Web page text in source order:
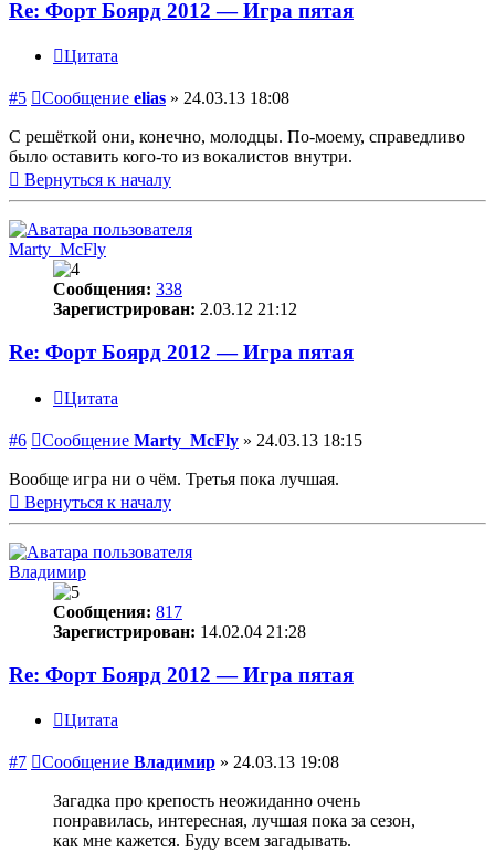
Re: Форт Боярд 2012 — Игра пятая
Цитата
#5 Сообщение elias » 24.03.13 18:08
С решёткой они, конечно, молодцы. По-моему, справедливо
было оставить кого-то из вокалистов внутри.
Вернуться к началу
Marty_McFly
Сообщения: 338
Зарегистрирован: 2.03.12 21:12
Re: Форт Боярд 2012 — Игра пятая
Цитата
#6 Сообщение Marty_McFly » 24.03.13 18:15
Вообще игра ни о чём. Третья пока лучшая.
Вернуться к началу
Владимир
Сообщения: 817
Зарегистрирован: 14.02.04 21:28
Re: Форт Боярд 2012 — Игра пятая
Цитата
#7 Сообщение Владимир » 24.03.13 19:08
Загадка про крепость неожиданно очень
понравилась, интересная, лучшая пока за сезон,
как мне кажется. Буду всем загадывать.